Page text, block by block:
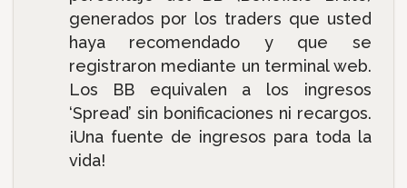
generados por los traders que usted
haya recomendado y que se
registraron mediante un terminal web.
Los BB equivalen a los ingresos
‘Spread’ sin bonificaciones ni recargos.
¡Una fuente de ingresos para toda la
vida!